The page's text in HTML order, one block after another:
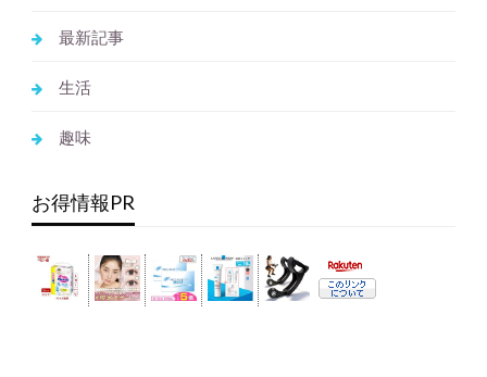
最新記事
生活
趣味
お得情報PR